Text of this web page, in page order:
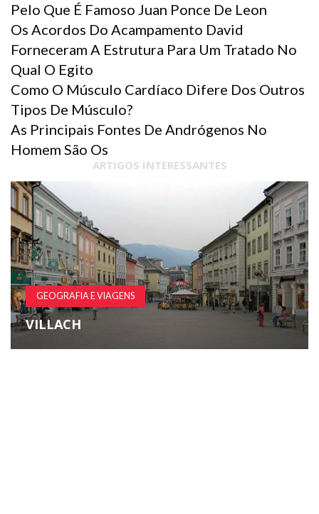
Pelo Que É Famoso Juan Ponce De Leon
Os Acordos Do Acampamento David
Forneceram A Estrutura Para Um Tratado No
Qual O Egito
Como O Músculo Cardíaco Difere Dos Outros
Tipos De Músculo?
As Principais Fontes De Andrógenos No
Homem São Os
ARTIGOS INTERESSANTES
GEOGRAFIA E VIAGENS
VILLACH